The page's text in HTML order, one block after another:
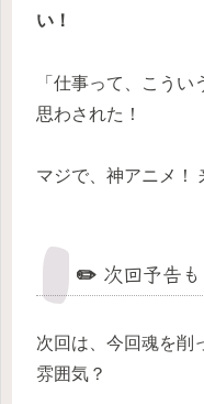
い！
「仕事って、こう
思わされた！
マジで、神アニメ！
✏️ 次回予告も
次回は、今回魂を削
雰囲気？